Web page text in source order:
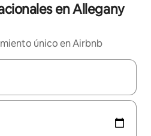
en Allegany
único en Airbnb
disponibles, podrás navegar